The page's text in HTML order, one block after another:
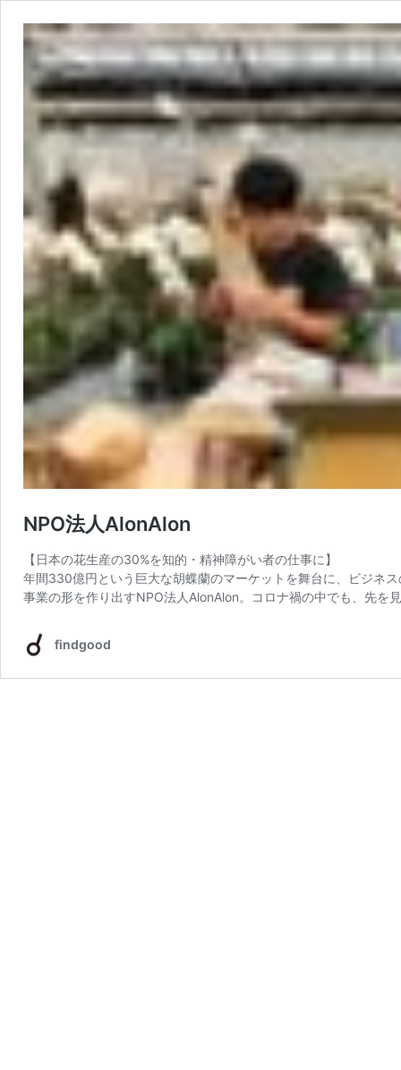
NPO法人AlonAlon
【日本の花生産の30%を知的・精神障がい者の仕事に】
年間330億円という巨大な胡蝶蘭のマーケットを舞台に、ビジネ
事業の形を作り出すNPO法人AlonAlon。コロナ禍の中でも、先を
findgood